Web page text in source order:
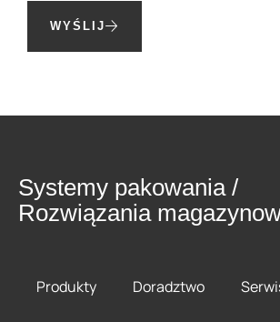
WYŚLIJ
Systemy pakowania /
Rozwiązania
Produkty Doradztwo